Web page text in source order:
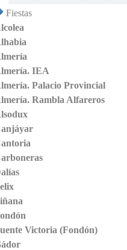
Fiestas
IEA
Palacio Provincial
Rambla Alfareros
Victoria (Fondón)